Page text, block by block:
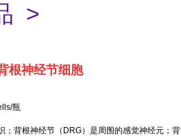
>
根神经节细胞
瓶
；背根神经节（DRG）是周围的感觉神经元；背